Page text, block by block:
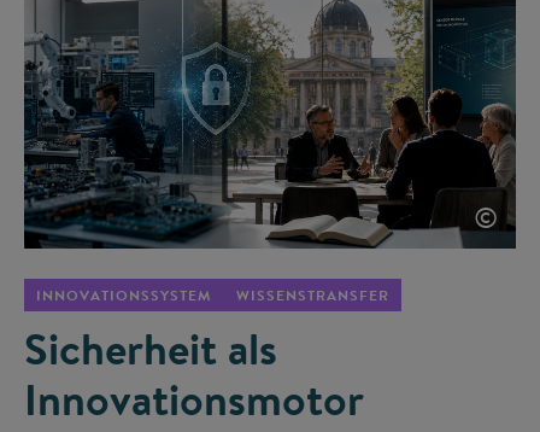
©
INNOVATIONSSYSTEM WISSENSTRANSFER
Sicherheit als
Innovationsmotor